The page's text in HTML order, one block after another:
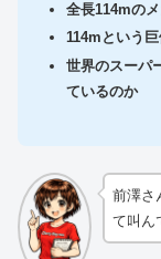
全長114mの
114mという
世界のスーパ
ているのか
前澤さ
て叫ん